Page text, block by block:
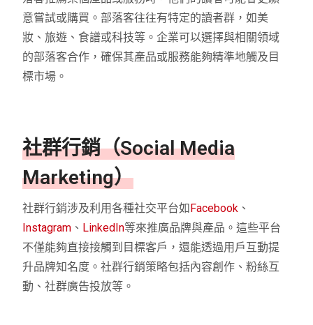
意嘗試或購買。部落客往往有特定的讀者群，如美
妝、旅遊、食譜或科技等。企業可以選擇與相關領域
的部落客合作，確保其產品或服務能夠精準地觸及目
標市場。
社群行銷（Social Media
Marketing）
社群行銷涉及利用各種社交平台如Facebook 、
Instagram 、 LinkedIn等來推廣品牌與產品。這些平台
不僅能夠直接接觸到目標客戶，還能透過用戶互動提
升品牌知名度。社群行銷策略包括內容創作、粉絲互
動、社群廣告投放等。